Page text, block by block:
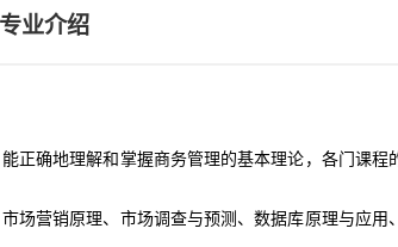
专业介绍
正确地理解和掌握商务管理的基本理论，各门课
场营销原理、市场调查与预测、数据库原理与应